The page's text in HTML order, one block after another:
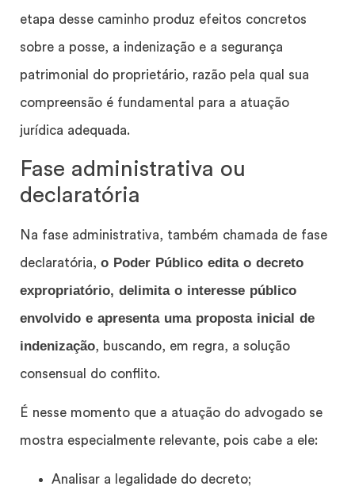
etapa desse caminho produz efeitos concretos
sobre a posse, a indenização e a segurança
patrimonial do proprietário, razão pela qual sua
compreensão é fundamental para a atuação
jurídica adequada.
Fase administrativa ou
declaratória
Na fase administrativa, também chamada de fase
declaratória, o Poder Público edita o decreto
expropriatório, delimita o interesse público
envolvido e apresenta uma proposta inicial de
indenização, buscando, em regra, a solução
consensual do conflito.
É nesse momento que a atuação do advogado se
mostra especialmente relevante, pois cabe a ele:
Analisar a legalidade do decreto;